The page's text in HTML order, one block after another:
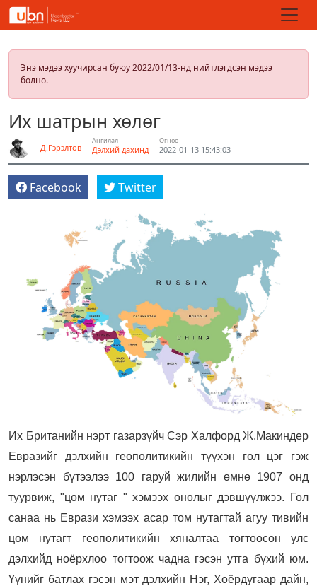
Энэ мэдээ хуучирсан буюу 2022/01/13-нд нийтлэгдсэн мэдээ
болно.
Их шатрын хөлөг
Д.Гэрэлтөв
Ангилал
Дэлхий дахинд
Огноо
2022-01-13 15:43:03
Facebook Twitter
Их Британийн нэрт газарзүйч Сэр Халфорд Ж.Макиндер
Евразийг дэлхийн геополитикийн түүхэн гол цэг гэж
нэрлэсэн бүтээлээ 100 гаруй жилийн өмнө 1907 онд
туурвиж, "цөм нутаг " хэмээх онолыг дэвшүүлжээ. Гол
санаа нь Еврази хэмээх асар том нутагтай агуу тивийн
цөм нутагт геополитикийн хяналтаа тогтоосон улс
дэлхийд ноёрхлоо тогтоож чадна гэсэн утга бүхий юм.
Үүнийг батлах гэсэн мэт дэлхийн Нэг, Хоёрдугаар дайн,